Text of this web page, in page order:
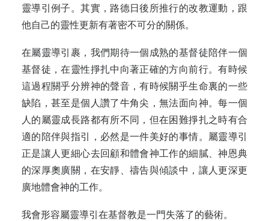
靈導引例子。其實，路德日後所推行的改教運動，跟
他自己的靈性更新有著密不可分的關係。
在屬靈導引裹，我們期待一個成熟的基督徒陪伴一個
基督徒，在靈性掙扎中向著正確的方向前行。有時候
這過程關乎分辨神的聲音，有時候關乎生命裏的一些
缺陷，甚至是個人讚了牛角尖，無法面向神。每一個
人的屬靈成長路都有所不同，但在困難掙扎之時有合
適的陪伴與指引，必然是一件美好的事情。屬靈導引
正是讓人更細心去回顧和體會神工作的細膩、神恩典
的深厚奧廣關，在安靜、禱告與傾談中，讓人更深更
廣地體會神的工作。
我會形容屬靈導引在基督教是一門失落了的藝術。